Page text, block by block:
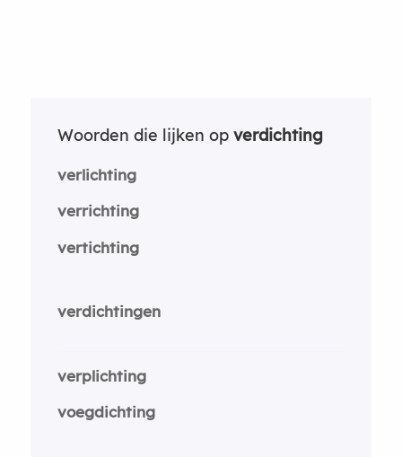
Woorden die lijken op verdichting
verlichting
verrichting
vertichting
verdichtingen
verplichting
voegdichting